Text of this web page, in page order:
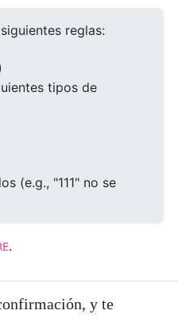
reglas:
tipos de
(e.g., "111" no se
.
y te